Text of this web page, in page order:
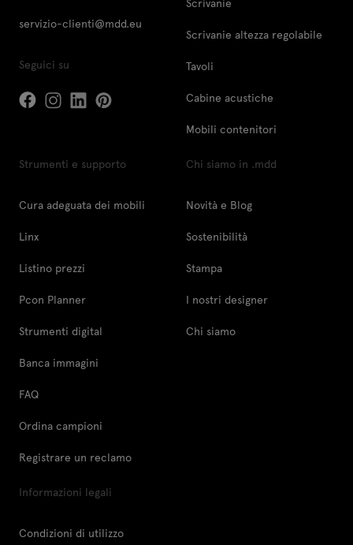
servizio-clienti@mdd.eu
Seguici su
Scrivanie
Scrivanie altezza regolabile
Tavoli
Cabine acustiche
Mobili contenitori
Strumenti e supporto
Cura adeguata dei mobili
Linx
Listino prezzi
Pcon Planner
Strumenti digital
Banca immagini
FAQ
Ordina campioni
Registrare un reclamo
Chi siamo in .mdd
Novità e Blog
Sostenibilità
Stampa
I nostri designer
Chi siamo
Informazioni legali
Condizioni di utilizzo